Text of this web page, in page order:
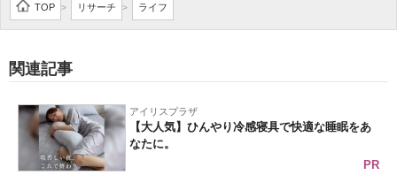
企業向けIT製品の総合サイト
製造業のIT導入・活用を支援
モノづくり技術者専門サイト
エレクトロニクス専門サイト
TOP > リサーチ > ライフ
関連記事
アイリスプラザ
【大人気】ひんやり冷感寝具で快適な睡眠をあ
なたに。
PR